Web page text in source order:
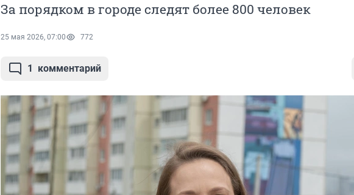
За порядком в городе следят более 800 человек
25 мая 2026, 07:00 772
1 комментарий